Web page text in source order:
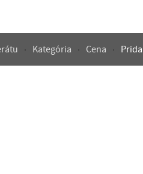
Kategória Cena